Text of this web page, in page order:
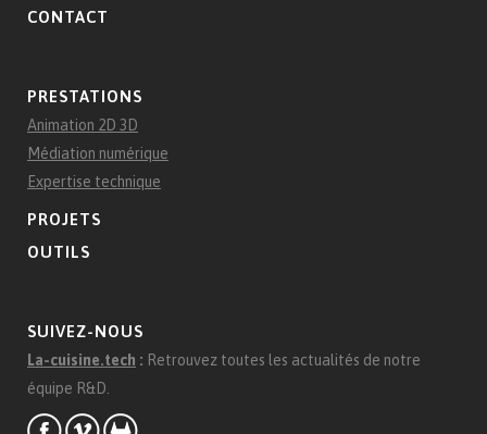
CONTACT
PRESTATIONS
Animation 2D 3D
Médiation numérique
Expertise technique
PROJETS
OUTILS
SUIVEZ-NOUS
La-cuisine.tech : Retrouvez toutes les actualités de notre
équipe R&D.